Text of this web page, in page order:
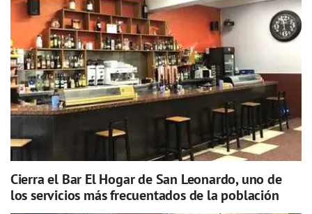
Cierra el Bar El Hogar de San Leonardo, uno de
los servicios más frecuentados de la población